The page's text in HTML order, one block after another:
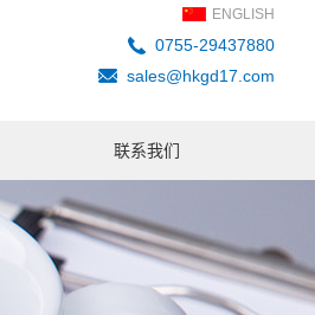
ENGLISH
0755-29437880
sales@hkgd17.com
联系我们